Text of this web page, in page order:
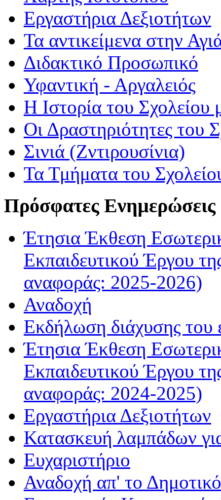
Εργαστήρια Δεξιοτήτων
Τα αντικείμενα στην
Διδακτικό Προσωπικό
Υφαντική - Αργαλειός
Η Ιστορία του Σχολείου
Οι Δραστηριότητες του
Σινιά (Ζντιρουσίνια)
Τα Τμήματα του
Πρόσφατες Ενημερώσεις
Έτησια Έκθεση
Εκπαιδευτικού Έργου
αναφοράς: 2025-2026)
Αναδοχή
Εκδήλωση διάχυσης του
Έτησια Έκθεση
Εκπαιδευτικού Έργου
αναφοράς: 2024-2025)
Εργαστήρια Δεξιοτήτων
Κατασκευή λαμπάδων
Ευχαριστήριο
Αναδοχή απ' το